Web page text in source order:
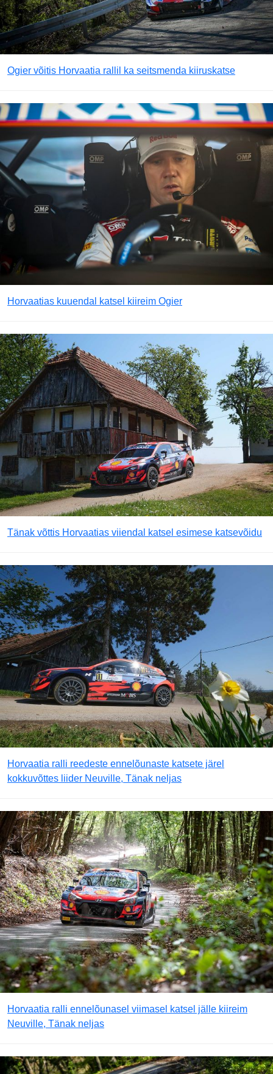
Ogier võitis Horvaatia rallil ka seitsmenda kiiruskatse
Horvaatias kuuendal katsel kiireim Ogier
Tänak võttis Horvaatias viiendal katsel esimese katsevõidu
Horvaatia ralli reedeste ennelõunaste katsete järel
kokkuvõttes liider Neuville, Tänak neljas
Horvaatia ralli ennelõunasel viimasel katsel jälle kiireim
Neuville, Tänak neljas